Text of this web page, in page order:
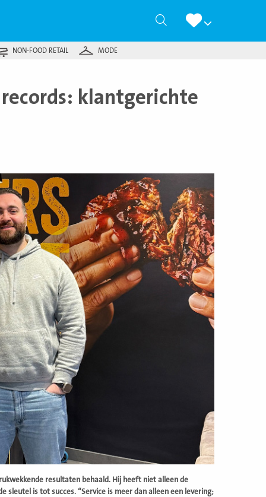
Zoeken
NON-FOOD RETAIL MODE
klantgerichte
resultaten behaald. Hij heeft niet alleen de
sleutel is tot succes. “Service is meer dan alleen een levering;